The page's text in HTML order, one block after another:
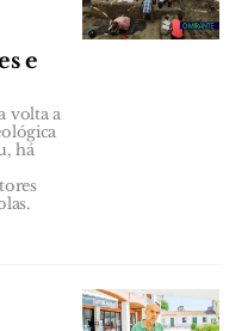
e
volta a
há